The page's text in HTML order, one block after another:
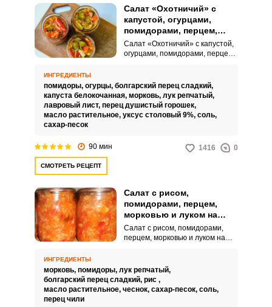
по ингредиентам:Болгарский
перец выбирайте крепкий и
упругий, без пятен и
повреждений на кожуре.
Салат «Охотничий» с
капустой, огурцами,
помидорами, перцем,
морковью и луком на
зиму
Салат «Охотничий» с капустой,
огурцами, помидорами, перцем,
витамины и вкус летних овощей
на весь год. Этот салат будет
отличным гарниром для мясных
или рыбных блюд.
ИНГРЕДИЕНТЫ
помидоры, огурцы, болгарский перец сладкий,
капуста белокочанная, морковь, лук репчатый,
лавровый лист, перец душистый горошек,
масло растительное, уксус столовый 9%, соль,
сахар-песок
90 мин 1416 0
СМОТРЕТЬ РЕЦЕПТ
Салат с рисом,
помидорами, перцем,
морковью и луком на
зиму
Салат с рисом, помидорами,
перцем, морковью и луком на
Свежие помидоры, ароматный
перец, хрустящая морковь и лук
привнесут в рацион максимум
ИНГРЕДИЕНТЫ
морковь, помидоры, лук репчатый,
болгарский перец сладкий, рис ,
масло растительное, чеснок, сахар-песок, соль,
перец чили
Запомнить меня
ВХОД
ЕЩЕ НЕ ЗАРЕГИСТРИРОВАННЫ?